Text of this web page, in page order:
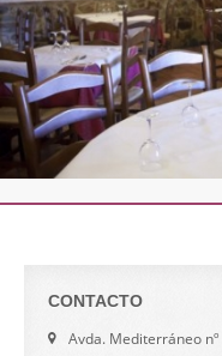
CONTACTO
Avda. Mediterráneo